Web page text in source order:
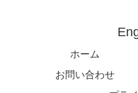
ホーム
お問い合わせ